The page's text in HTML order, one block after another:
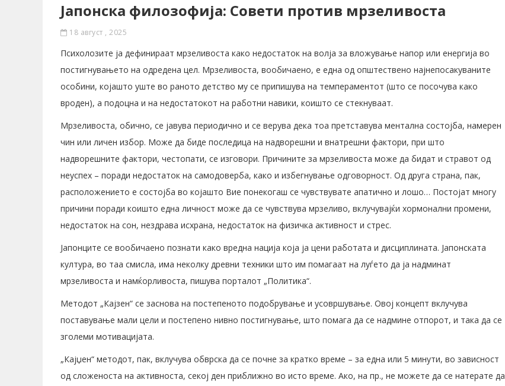
Јапонска филозофија: Совети против мрзеливоста
18 август , 2025
Психолозите ја дефинираат мрзеливоста како недостаток на волја за вложување напор или енергија во
постигнувањето на одредена цел. Мрзеливоста, вообичаено, е една од општествено најнепосакуваните
особини, којашто уште во раното детство му се припишува на темпераментот (што се посочува како
вроден), а подоцна и на недостатокот на работни навики, коишто се стекнуваат.
Мрзеливоста, обично, се јавува периодично и се верува дека тоа претставува ментална состојба, намерен
чин или личен избор. Може да биде последица на надворешни и внатрешни фактори, при што
надворешните фактори, честопати, се изговори. Причините за мрзеливоста може да бидат и стравот од
неуспех – поради недостаток на самодоверба, како и избегнување одговорност. Од друга страна, пак,
расположението е состојба во којашто Вие понекогаш се чувствувате апатично и лошо… Постојат многу
причини поради коишто една личност може да се чувствува мрзеливо, вклучувајќи хормонални промени,
недостаток на сон, нездрава исхрана, недостаток на физичка активност и стрес.
Јапонците се вообичаено познати како вредна нација која ја цени работата и дисциплината. Јапонската
култура, во таа смисла, има неколку древни техники што им помагаат на луѓето да ја надминат
мрзеливоста и намќорливоста, пишува порталот „Политика“.
Методот „Кајзен“ се заснова на постепеното подобрување и усовршување. Овој концепт вклучува
поставување мали цели и постепено нивно постигнување, што помага да се надмине отпорот, и така да се
зголеми мотивацијата.
„Кајџен“ методот, пак, вклучува обврска да се почне за кратко време – за една или 5 минути, во зависност
од сложеноста на активноста, секој ден приближно во исто време. Ако, на пр., не можете да се натерате да